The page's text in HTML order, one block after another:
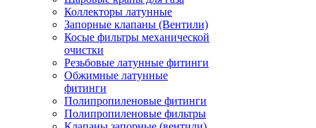
Коллекторы латунные
Запорные клапаны (Вентили)
Косые фильтры механической
очистки
Резьбовые латунные фитинги
Обжимные латунные
фитинги
Полипропиленовые фитинги
Полипропиленовые фильтры